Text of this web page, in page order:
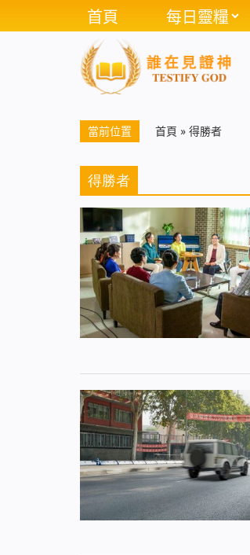
首頁 每日靈糧
當前位置 首頁 » 得勝者
得勝者